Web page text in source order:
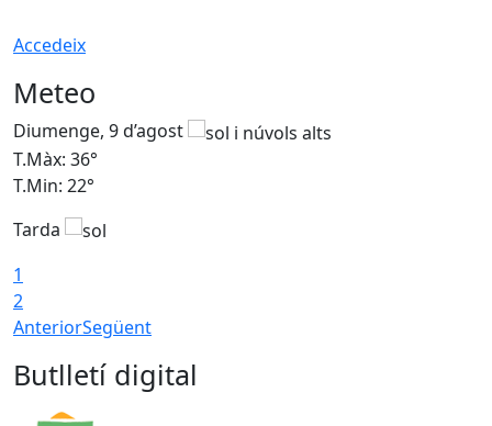
Accedeix
Meteo
Diumenge, 9 d’agost
T.Màx: 36°
T.Min: 22°
Tarda
1
2
AnteriorSegüent
Butlletí digital